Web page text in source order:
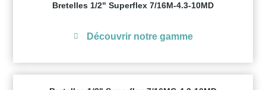
Bretelles 1/2" Superflex 7/16M-4.3-10MD
Découvrir notre gamme